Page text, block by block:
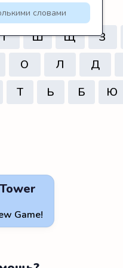
Г Ш Щ З
О Л Д
Т Ь Б Ю
словами
Game!